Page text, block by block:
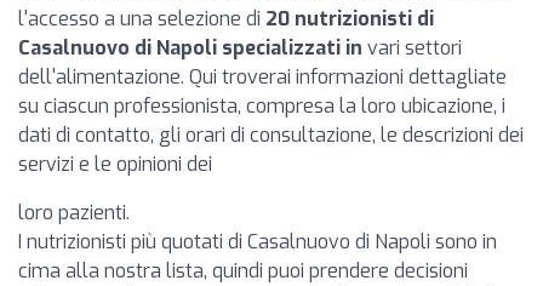
l'accesso a una selezione di 20 nutrizionisti di
Casalnuovo di Napoli specializzati in vari settori
dell'alimentazione. Qui troverai informazioni dettagliate
su ciascun professionista, compresa la loro ubicazione, i
dati di contatto, gli orari di consultazione, le descrizioni dei
servizi e le opinioni dei
loro pazienti.
I nutrizionisti più quotati di Casalnuovo di Napoli sono in
cima alla nostra lista, quindi puoi prendere decisioni